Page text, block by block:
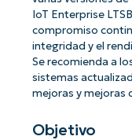
IoT Enterprise
compromiso
integridad y el
Se recomienda a
sistemas
mejoras y mejoras
Objetivo